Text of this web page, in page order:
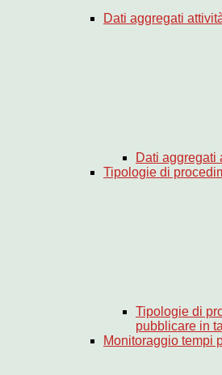
Dati aggregati
Dati aggregati
Tipologie di
Tipologie di
pubblicare in
Monitoraggio tempi